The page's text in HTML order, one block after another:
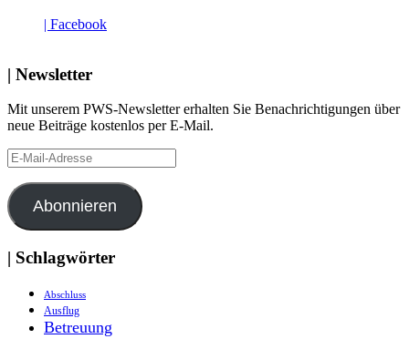
| Facebook
| Newsletter
Mit unserem PWS-Newsletter erhalten Sie Benachrichtigungen über
neue Beiträge kostenlos per E-Mail.
E-
Mail-
Adresse
Abonnieren
| Schlagwörter
Abschluss
Ausflug
Betreuung